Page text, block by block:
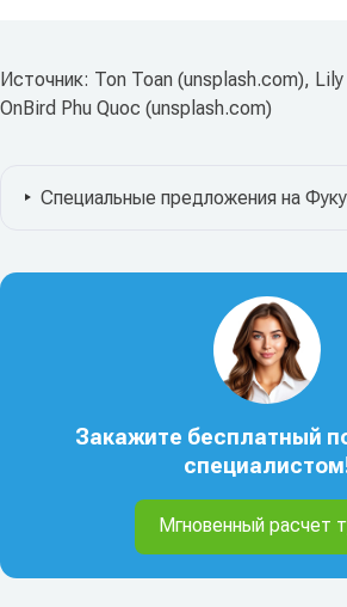
Источник: Ton Toan (unsplash.com),
OnBird Phu Quoc (unsplash.com)
Специальные предложения на
Закажите бесплатный
Мгновенный расчет